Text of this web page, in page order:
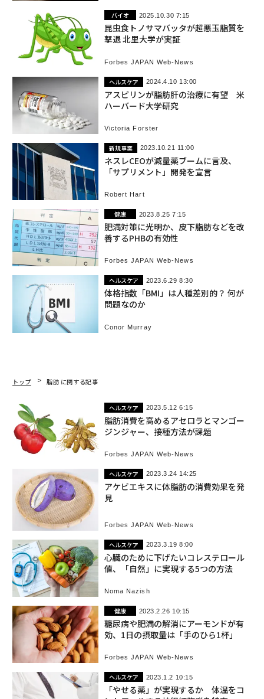
バイオ 2025.10.30 7:15
昆虫食トノサマバッタが超悪玉脂質を
撃退 北里大学が実証
Forbes JAPAN Web-News
ヘルスケア 2024.4.10 13:00
アスピリンが脂肪肝の治療に有望 米
ハーバード大学研究
Victoria Forster
新規事業 2023.10.21 11:00
ネスレCEOが減量薬ブームに言及、
「サプリメント」開発を宣言
Robert Hart
健康 2023.8.25 7:15
肥満対策に光明か、皮下脂肪などを改
善するPHBの有効性
Forbes JAPAN Web-News
ヘルスケア 2023.6.29 8:30
体格指数「BMI」は人種差別的？ 何が
問題なのか
Conor Murray
トップ 脂肪 に関する記事
ヘルスケア 2023.5.12 6:15
脂肪消費を高めるアセロラとマンゴー
ジンジャー、接種方法が課題
Forbes JAPAN Web-News
ヘルスケア 2023.3.24 14:25
アケビエキスに体脂肪の消費効果を発
見
Forbes JAPAN Web-News
ヘルスケア 2023.3.19 8:00
心臓のために下げたいコレステロール
値、「自然」に実現する5つの方法
Noma Nazish
健康 2023.2.26 10:15
糖尿病や肥満の解消にアーモンドが有
効、1日の摂取量は「手のひら1杯」
Forbes JAPAN Web-News
ヘルスケア 2023.1.2 10:15
「やせる薬」が実現するか 体温をコ